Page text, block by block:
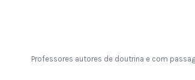
Professores autores de doutrina e com